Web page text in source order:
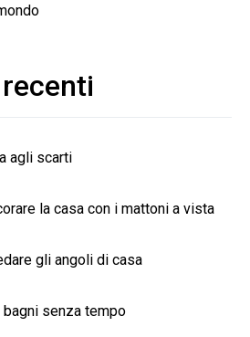
agli scarti
la casa con i mattoni a vista
gli angoli di casa
bagni senza tempo